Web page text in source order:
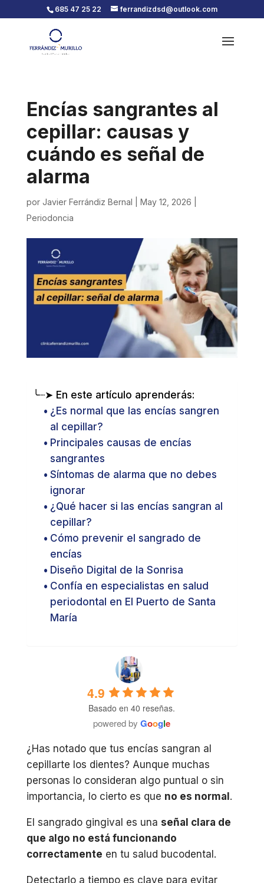
685 47 25 22 ferrandizdsd@outlook.com
Encías sangrantes al
cepillar: causas y
cuándo es señal de
alarma
por Javier Ferrándiz Bernal May 12, 2026
Periodoncia
╰┈➤ En este artículo aprenderás:
¿Es normal que las encías sangren
al cepillar?
Principales causas de encías
sangrantes
Síntomas de alarma que no debes
ignorar
¿Qué hacer si las encías sangran al
cepillar?
Cómo prevenir el sangrado de
encías
Diseño Digital de la Sonrisa
Confía en especialistas en salud
periodontal en El Puerto de Santa
María
4.9
Basado en 40 reseñas.
powered byGoogle
¿Has notado que tus encías sangran al
cepillarte los dientes? Aunque muchas
personas lo consideran algo puntual o sin
importancia, lo cierto es que no es normal .
El sangrado gingival es una señal clara de
que algo no está funcionando
correctamente en tu salud bucodental.
Detectarlo a tiempo es clave para evitar